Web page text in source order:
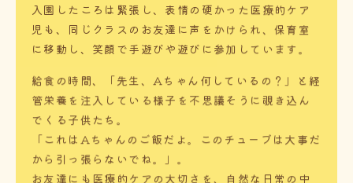
入園したころは緊張し、表情の硬かった医療的ケア
児も、同じクラスのお友達に声をかけられ、保育室
に移動し、笑顔で手遊びや遊びに参加しています。
給食の時間、「先生、Aちゃん何しているの？」と経
管栄養を注入している様子を不思議そうに覗き込ん
でくる子供たち。
「これはAちゃんのご飯だよ。このチューブは大事だ
から引っ張らないでね。」。
お友達にも医療的ケアの大切さを、自然な日常の中